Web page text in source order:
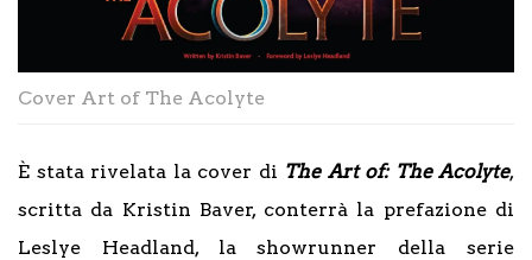
Cover Art of The Acolyte
È stata rivelata la cover di The Art of: The Acolyte,
scritta da Kristin Baver, conterrà la prefazione di
Leslye Headland, la showrunner della serie